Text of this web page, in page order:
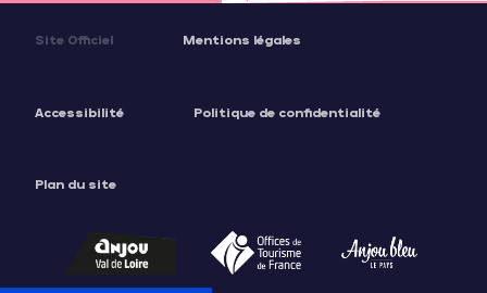
Site Officiel Mentions légales
Accessibilité Politique de confidentialité
Plan du site